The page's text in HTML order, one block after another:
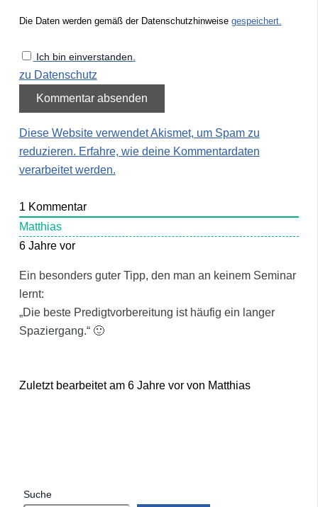
Die Daten werden gemäß der Datenschutzhinweise gespeichert.
Ich bin einverstanden.
zu Datenschutz
Diese Website verwendet Akismet, um Spam zu
reduzieren. Erfahre, wie deine Kommentardaten
verarbeitet werden.
1 Kommentar
Matthias
6 Jahre vor
Ein besonders guter Tipp, den man an keinem Seminar
lernt:
„Die beste Predigtvorbereitung ist häufig ein langer
Spaziergang.“ 🙂
Zuletzt bearbeitet am 6 Jahre vor von Matthias
Suche